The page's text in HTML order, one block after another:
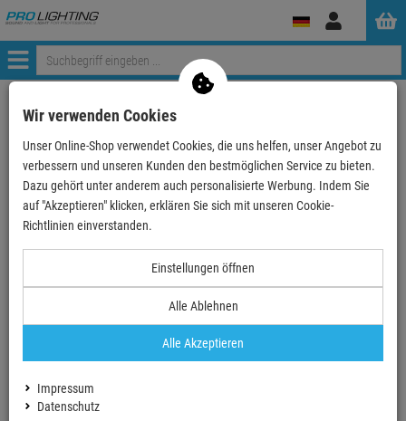
Anmelden
Menü
Weiter einkaufen ProLighting
Stühle für Orchester
König & Meyer 14050 Stehhilfe mit Rückenlehne, sc…
König & Meyer 14050 Stehhilfe mit
Rückenlehne, schwarz Kunstleder
Artikel-Nummer:14050-000-55
10,47 EUR/ Monat
UVP:
229,00
Wir verwenden Cookies
Unser Online-Shop verwendet Cookies, die uns helfen, unser Angebot zu
verbessern und unseren Kunden den bestmöglichen Service zu bieten.
Dazu gehört unter anderem auch personalisierte Werbung. Indem Sie
auf "Akzeptieren" klicken, erklären Sie sich mit unseren Cookie-
Richtlinien einverstanden.
Einstellungen öffnen
Alle Ablehnen
Alle Akzeptieren
Impressum
Datenschutz